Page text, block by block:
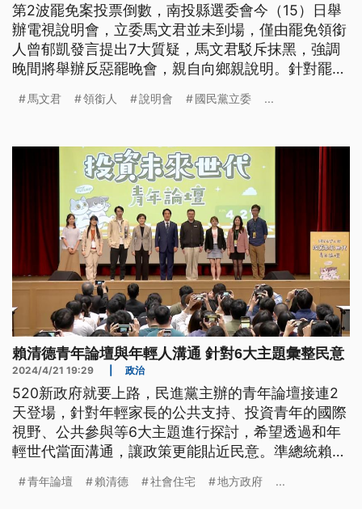
第2波罷免案投票倒數，南投縣選委會今（15）日舉
辦電視說明會，立委馬文君並未到場，僅由罷免領銜
人曾郁凱發言提出7大質疑，馬文君駁斥抹黑，強調
晚間將舉辦反惡罷晚會，親自向鄉親說明。針對罷免
年改4年等議題，游顥反批罷團抹紅。
馬文君 領銜人 說明會 國民黨立委 ...
賴清德青年論壇與年輕人溝通 針對6大主題彙整民意
2024/4/21 19:29 政治
520新政府就要上路，民進黨主辦的青年論壇接連2
天登場，針對年輕家長的公共支持、投資青年的國際
視野、公共參與等6大主題進行探討，希望透過和年
輕世代當面溝通，讓政策更能貼近民意。準總統賴清
人們做夢、幹活、悠然過日子的好地方。
青年論壇 賴清德 社會住宅 地方政府 ...